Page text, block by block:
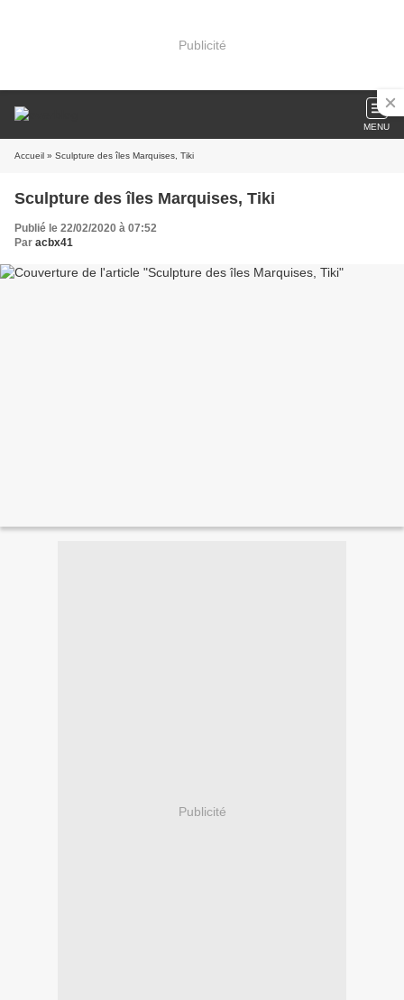
Publicité
MENU
Accueil » Sculpture des îles Marquises, Tiki
Sculpture des îles Marquises, Tiki
Publié le 22/02/2020 à 07:52
Par acbx41
Publicité